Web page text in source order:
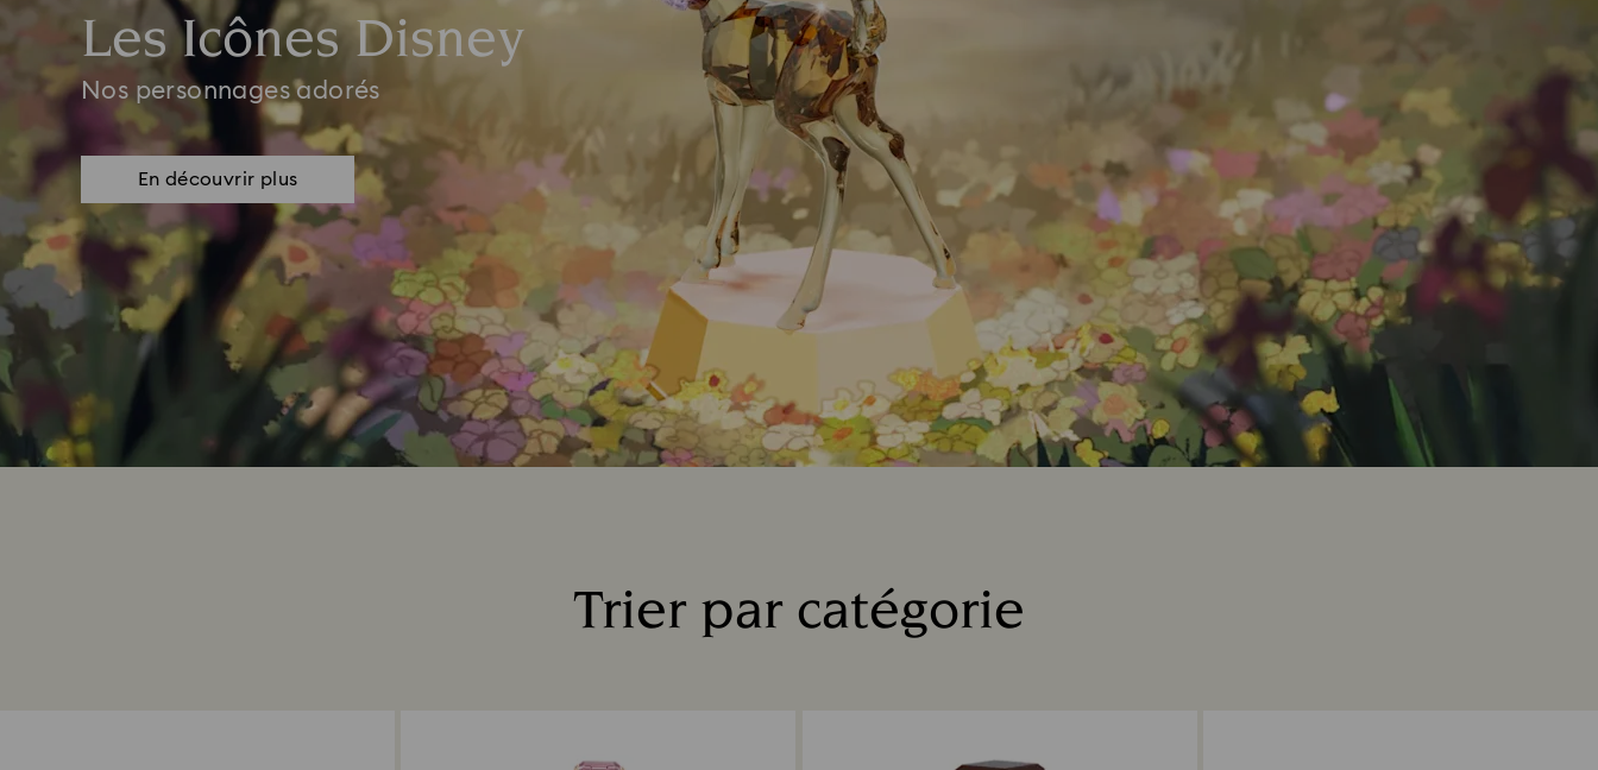
Les Icônes Disney
Nos personnages adorés
En découvrir plus
Trier par catégorie